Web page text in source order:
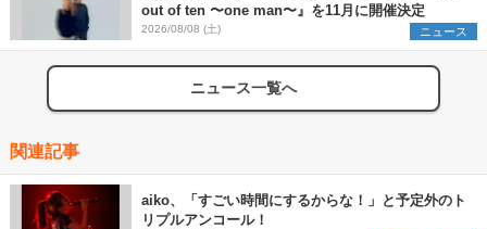
out of ten 〜one man〜』を11月に開催決定
2026/08/08 (土) ニュース
ニュース一覧へ
関連記事
aiko、「すごい時間にするからな！」と予定外のト
リプルアンコール！